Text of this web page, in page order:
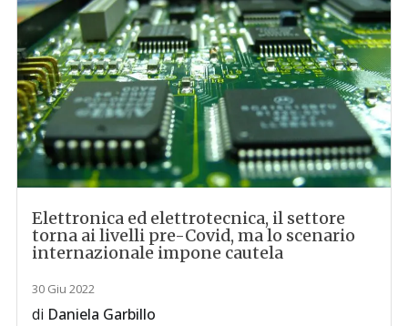
Elettronica ed elettrotecnica, il settore
torna ai livelli pre-Covid, ma lo scenario
internazionale impone cautela
30 Giu 2022
di Daniela Garbillo